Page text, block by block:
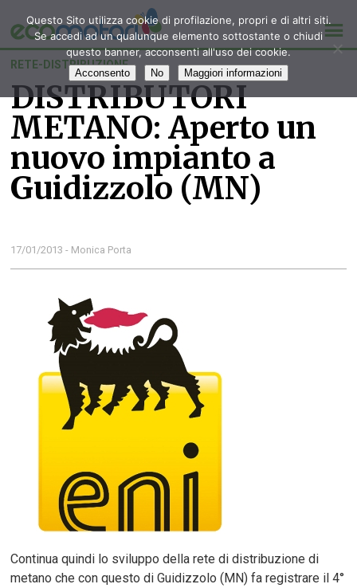
RETE-DISTRIBUZIONE
DISTRIBUTORI
METANO: Aperto un
nuovo impianto a
Guidizzolo (MN)
17/01/2013 - Monica Porta
Continua quindi lo sviluppo della rete di distribuzione di
metano che con questo di Guidizzolo (MN) fa registrare il 4°
Questo Sito utilizza cookie di profilazione, propri e di altri siti.
Se accedi ad un qualunque elemento sottostante o chiudi
questo banner, acconsenti all'uso dei cookie.
Acconsento No Maggiori informazioni